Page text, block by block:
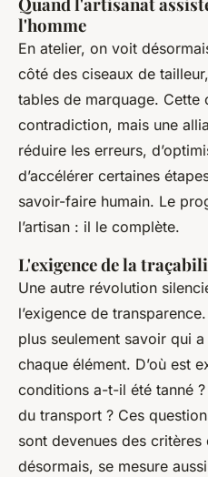
l'homme
En atelier, on voit
côté des ciseaux de
tables de marquage. Cette
contradiction, mais une
réduire les erreurs,
d’accélérer certaines
savoir-faire humain. Le
l’artisan : il le complète.
L'exigence de la
Une autre révolution
l’exigence de
plus seulement savoir qui a
chaque élément. D’où est
conditions a-t-il été tanné
du transport ? Ces
sont devenues des
désormais, se mesure